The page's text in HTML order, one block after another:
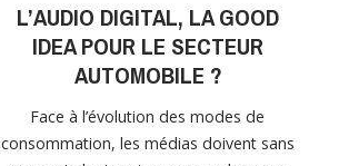
L’AUDIO DIGITAL, LA GOOD
IDEA POUR LE SECTEUR
AUTOMOBILE ?
Face à l’évolution des modes de
consommation, les médias doivent sans